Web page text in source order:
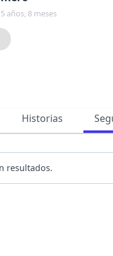
años, 8 meses
Historias
resultados.